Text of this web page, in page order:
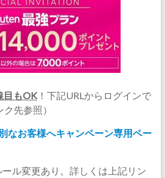
目もOK！下記URLからログインで
先参照）
なお客様へキャンペーン専用ペー
ル変更あり。詳しくは上記リン